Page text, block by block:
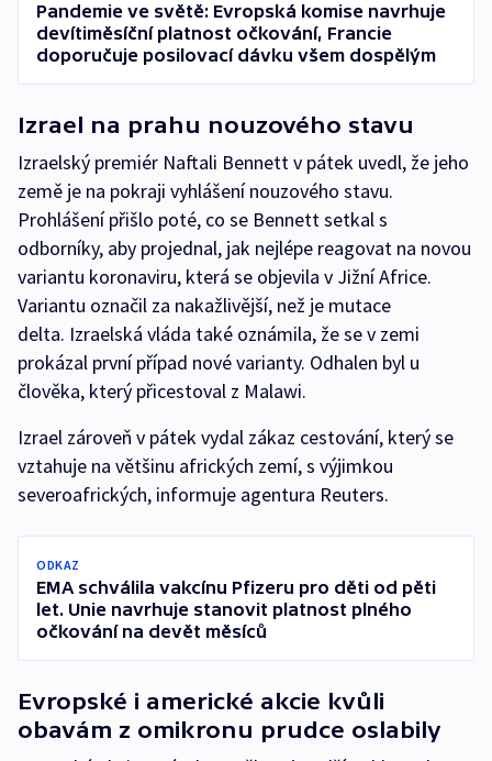
Pandemie ve světě: Evropská komise navrhuje
devítiměsíční platnost očkování, Francie
doporučuje posilovací dávku všem dospělým
Izrael na prahu nouzového stavu
Izraelský premiér Naftali Bennett v pátek uvedl, že jeho
země je na pokraji vyhlášení nouzového stavu.
Prohlášení přišlo poté, co se Bennett setkal s
odborníky, aby projednal, jak nejlépe reagovat na novou
variantu koronaviru, která se objevila v Jižní Africe.
Variantu označil za nakažlivější, než je mutace
delta. Izraelská vláda také oznámila, že se v zemi
prokázal první případ nové varianty. Odhalen byl u
člověka, který přicestoval z Malawi.
Izrael zároveň v pátek vydal zákaz cestování, který se
vztahuje na většinu afrických zemí, s výjimkou
severoafrických, informuje agentura Reuters.
ODKAZ
EMA schválila vakcínu Pfizeru pro děti od pěti
let. Unie navrhuje stanovit platnost plného
očkování na devět měsíců
Evropské i americké akcie kvůli
obavám z omikronu prudce oslabily